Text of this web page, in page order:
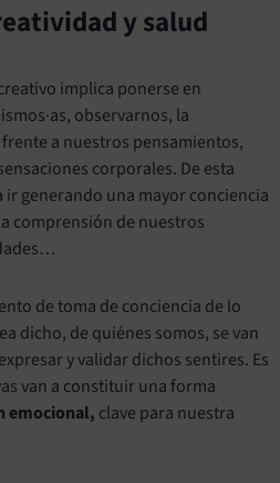
y salud
implica ponerse en
observarnos, la
a nuestros pensamientos,
corporales. De esta
generando una mayor conciencia
comprensión de nuestros
de toma de conciencia de lo
dicho, de quiénes somos, se van
y validar dichos sentires. Es
van a constituir una forma
emocional, clave para nuestra